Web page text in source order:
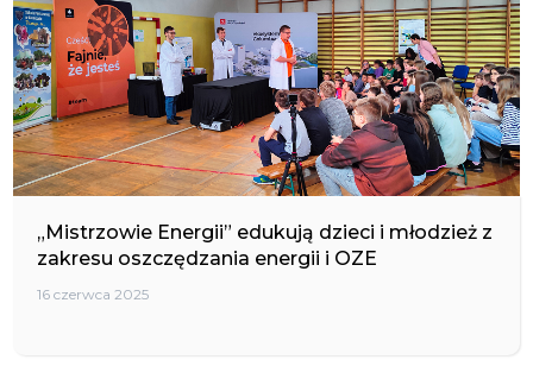
„Mistrzowie Energii” edukują dzieci i młodzież z
zakresu oszczędzania energii i OZE
16 czerwca 2025